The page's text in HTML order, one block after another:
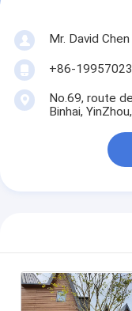
Mr. David Chen
+86-
No.69, route
Binhai,